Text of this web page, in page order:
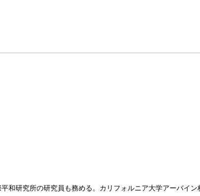
和研究所の研究員も務める。カリフォルニア大学アーバイン